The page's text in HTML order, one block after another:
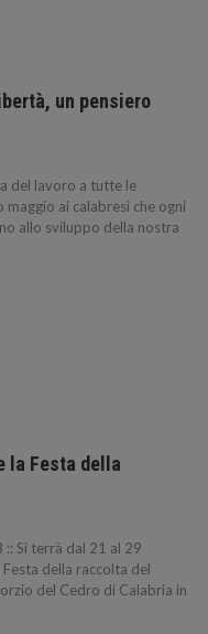
un pensiero
del lavoro a tutte le
ai calabresi che ogni
allo sviluppo della nostra
la Festa della
:: Si terrà dal 21 al 29
della raccolta del
del Cedro di Calabria in